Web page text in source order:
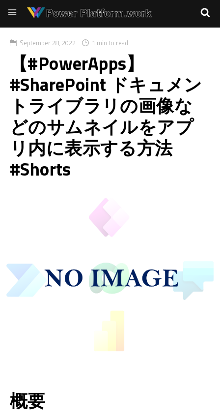
September 28, 2022 1 min to read
【#PowerApps】
#SharePoint ドキュメン
トライブラリの画像な
どのサムネイルをアプ
リ内に表示する方法
#Shorts
概要